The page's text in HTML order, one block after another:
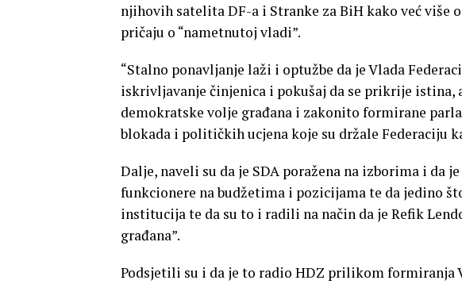
njihovih satelita DF-a i Stranke za BiH kako već više
pričaju o “nametnutoj vladi”.
“Stalno ponavljanje laži i optužbe da je Vlada
iskrivljavanje činjenica i pokušaj da se prikrije istina,
demokratske volje građana i zakonito formirane
blokada i političkih ucjena koje su držale Federaciju
Dalje, naveli su da je SDA poražena na izborima i da
funkcionere na budžetima i pozicijama te da jedino
institucija te da su to i radili na način da je Refik
građana”.
Podsjetili su i da je to radio HDZ prilikom formiranja